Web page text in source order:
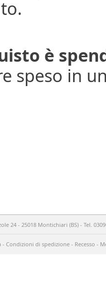
è
speso in
24 - 25018 Montichiari (BS) - Tel.
- Condizioni di spedizione - Recesso -